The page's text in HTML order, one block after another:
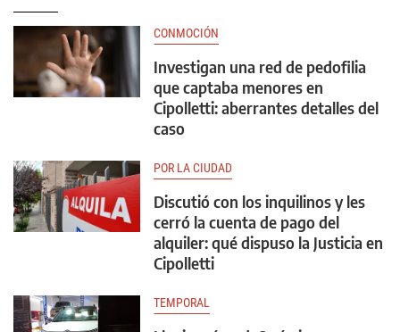
CONMOCIÓN
Investigan una red de pedofilia
que captaba menores en
Cipolletti: aberrantes detalles del
caso
POR LA CIUDAD
Discutió con los inquilinos y les
cerró la cuenta de pago del
alquiler: qué dispuso la Justicia en
Cipolletti
TEMPORAL